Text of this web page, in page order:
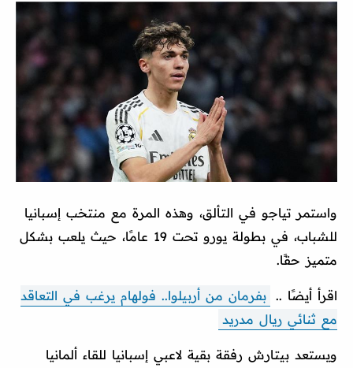
واستمر تياجو في التألق، وهذه المرة مع منتخب إسبانيا
للشباب، في بطولة يورو تحت 19 عامًا، حيث يلعب بشكل
متميز حقًا.
اقرأ أيضًا .. بفرمان من أربيلوا.. فولهام يرغب في التعاقد
مع ثنائي ريال مدريد
ويستعد بيتارش رفقة بقية لاعبي إسبانيا للقاء ألمانيا